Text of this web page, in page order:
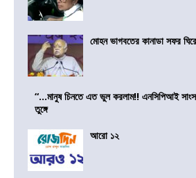
মোহন ভাগবতের কানাডা সফর
“…মানুষ চিনতে এত ভুল করলাম!! এনসিপিআই
তুঙ্গে
আরো ১২